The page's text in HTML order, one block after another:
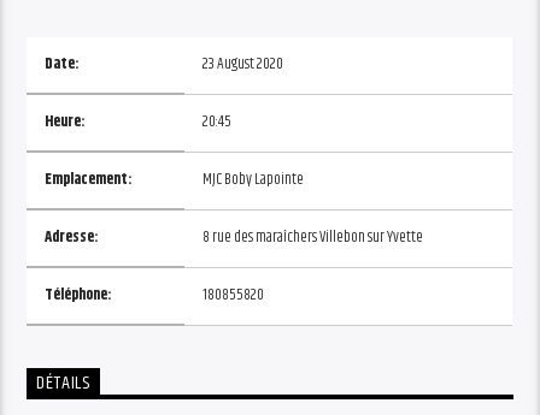
Date: 23 August 2020
Heure: 20:45
Emplacement: MJC Boby Lapointe
Adresse: 8 rue des maraîchers Villebon sur Yvette
Téléphone: 180855820
DÉTAILS